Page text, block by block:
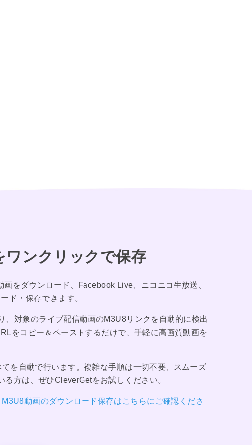
ワンクリックで保存
をダウンロード、Facebook Live、ニコニコ生放送、
ド・保存できます。
対象のライブ配信動画のM3U8リンクを自動的に検出
をコピー＆ペーストするだけで、手軽に高画質動画を
を自動で行います。複雑な手順は一切不要、スムーズ
方は、ぜひCleverGetをお試しください。
M3U8動画のダウンロード保存はこちらにご確認くださ